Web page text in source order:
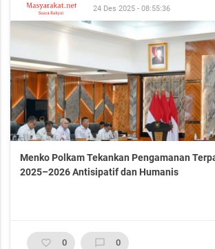
24 Des 2025 - 08:55:36
Menko Polkam Tekankan Pengamanan
2025–2026 Antisipatif dan Humanis
favorite_border 0 chat_bubble_outline 0